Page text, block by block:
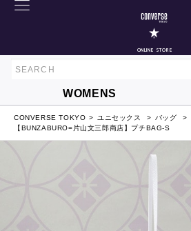
ONLINE STORE
WOMENS
CONVERSE TOKYO ユニセックス バッグ
【BUNZABURO=片山文三郎商店】プチBAG-S